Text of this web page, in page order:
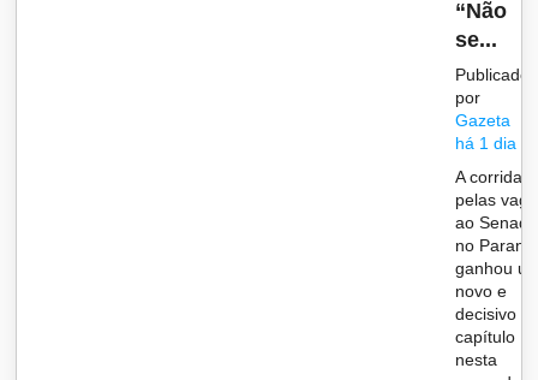
“Não
se...
Publicado
por
Gazeta
há 1 dia
A corrida
pelas
ao Senado
no Paraná
ganhou
novo e
decisivo
capítulo
nesta